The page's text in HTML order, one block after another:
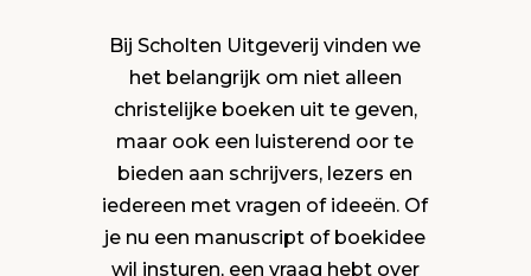
Bij Scholten Uitgeverij vinden we
het belangrijk om niet alleen
christelijke boeken uit te geven,
maar ook een luisterend oor te
bieden aan schrijvers, lezers en
iedereen met vragen of ideeën. Of
je nu een manuscript of boekidee
wil insturen, een vraag hebt over